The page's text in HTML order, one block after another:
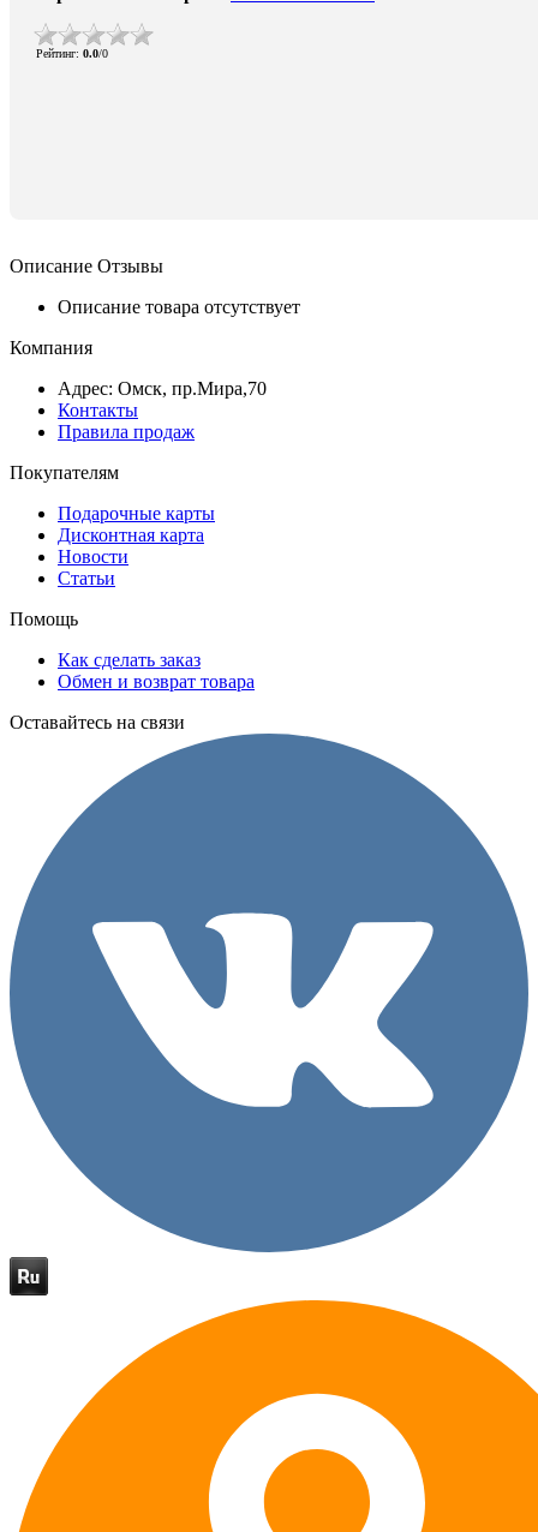
Рейтинг: 0.0/0
Описание Отзывы
Описание товара отсутствует
Компания
Адрес: Омск, пр.Мира,70
Контакты
Правила продаж
Покупателям
Подарочные карты
Дисконтная карта
Новости
Статьи
Помощь
Как сделать заказ
Обмен и возврат товара
Оставайтесь на связи